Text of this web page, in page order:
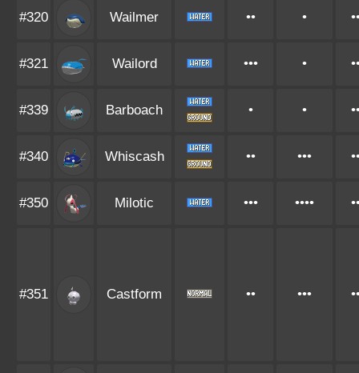
#320 Wailmer •• •
#321 Wailord ••• •
#339 Barboach • •
#340 Whiscash •• •••
#350 Milotic ••• ••••
#351 Castform •• •••